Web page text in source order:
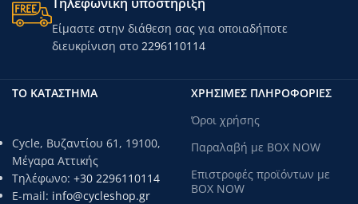
Είμαστε στην διάθεση σας για οποιαδήποτε
διευκρίνιση στο 2296110114
ΤΟ ΚΑΤΑΣΤΗΜΑ
Cycle, Βυζαντίου 61, 19100,
Μέγαρα Αττικής
Τηλέφωνο: +30 2296110114
E-mail: info@cycleshop.gr
ΧΡΗΣΙΜΕΣ ΠΛΗΡΟΦΟΡΙΕΣ
Όροι χρήσης
Παραλαβή με BOX NOW
Επιστροφές προϊόντων με
BOX NOW